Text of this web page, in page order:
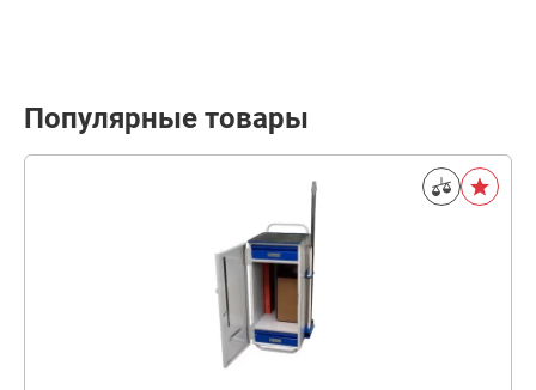
Популярные товары